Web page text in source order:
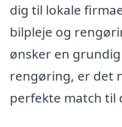
dig til lokale
bilpleje og
ønsker en
rengøring, er det
perfekte match til